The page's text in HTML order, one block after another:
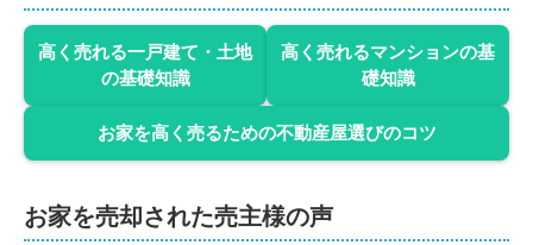
高く売れる一戸建て・土地
の基礎知識
高く売れるマンションの基
礎知識
お家を高く売るための不動産屋選びのコツ
お家を売却された売主様の声